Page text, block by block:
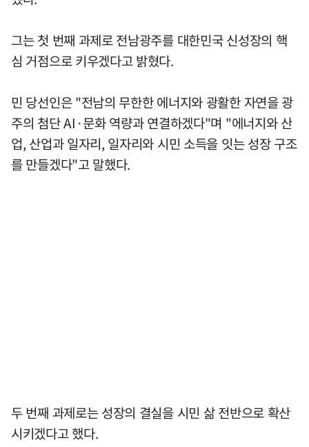
그는 첫 번째 과제로 전남광주를 대한민국 신성장의 핵
심 거점으로 키우겠다고 밝혔다.
민 당선인은 "전남의 무한한 에너지와 광활한 자연을 광
주의 첨단 AI·문화 역량과 연결하겠다"며 "에너지와 산
업, 산업과 일자리, 일자리와 시민 소득을 잇는 성장 구조
를 만들겠다"고 말했다.
두 번째 과제로는 성장의 결실을 시민 삶 전반으로 확산
시키겠다고 했다.